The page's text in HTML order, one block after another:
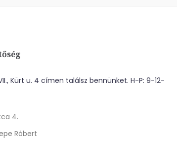
Kürt u. 4 címen találsz bennünket. H-P: 9-12-
4.
Róbert